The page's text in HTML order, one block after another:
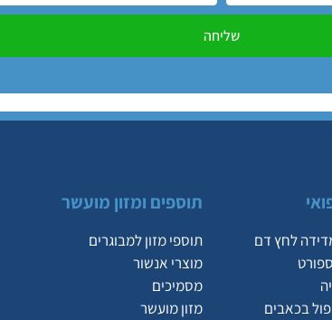
שליחה
לחץ דם
בכאבים
תוספים ומזון מועשר
תוספי מזון למבוגרים
מוצרי אנשור
מסמיכים
מזון מועשר